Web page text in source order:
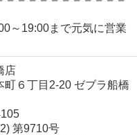
～19:00まで元気に営業
店
町６丁目2-20 ゼブラ船橋
第9710号